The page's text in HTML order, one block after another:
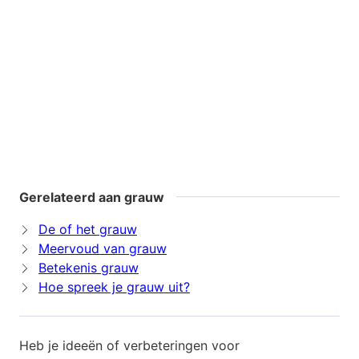
Gerelateerd aan grauw
De of het grauw
Meervoud van grauw
Betekenis grauw
Hoe spreek je grauw uit?
Heb je ideeën of verbeteringen voor